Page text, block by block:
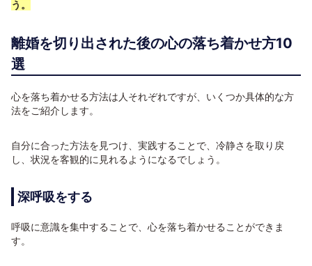
う。
離婚を切り出された後の心の落ち着かせ方10
選
心を落ち着かせる方法は人それぞれですが、いくつか具体的な方
法をご紹介します。
自分に合った方法を見つけ、実践することで、冷静さを取り戻
し、状況を客観的に見れるようになるでしょう。
深呼吸をする
呼吸に意識を集中することで、心を落ち着かせることができま
す。